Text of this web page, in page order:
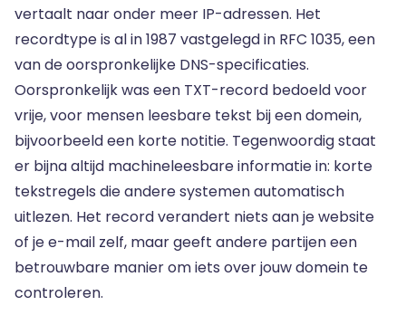
vertaalt naar onder meer IP-adressen. Het
recordtype is al in 1987 vastgelegd in RFC 1035, een
van de oorspronkelijke DNS-specificaties.
Oorspronkelijk was een TXT-record bedoeld voor
vrije, voor mensen leesbare tekst bij een domein,
bijvoorbeeld een korte notitie. Tegenwoordig staat
er bijna altijd machineleesbare informatie in: korte
tekstregels die andere systemen automatisch
uitlezen. Het record verandert niets aan je website
of je e-mail zelf, maar geeft andere partijen een
betrouwbare manier om iets over jouw domein te
controleren.